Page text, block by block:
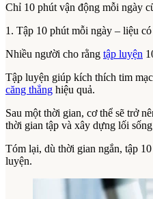
Chỉ 10 phút vận động mỗi ngày
1. Tập 10 phút mỗi ngày – liệu
Nhiều người cho rằng tập luyện
Tập luyện giúp kích thích tim
căng thẳng hiệu quả.
Sau một thời gian, cơ thể sẽ trở
thời gian tập và xây dựng lối
Tóm lại, dù thời gian ngắn, tập
luyện.